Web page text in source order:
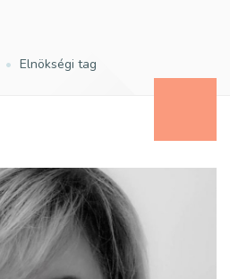
• Elnökségi tag